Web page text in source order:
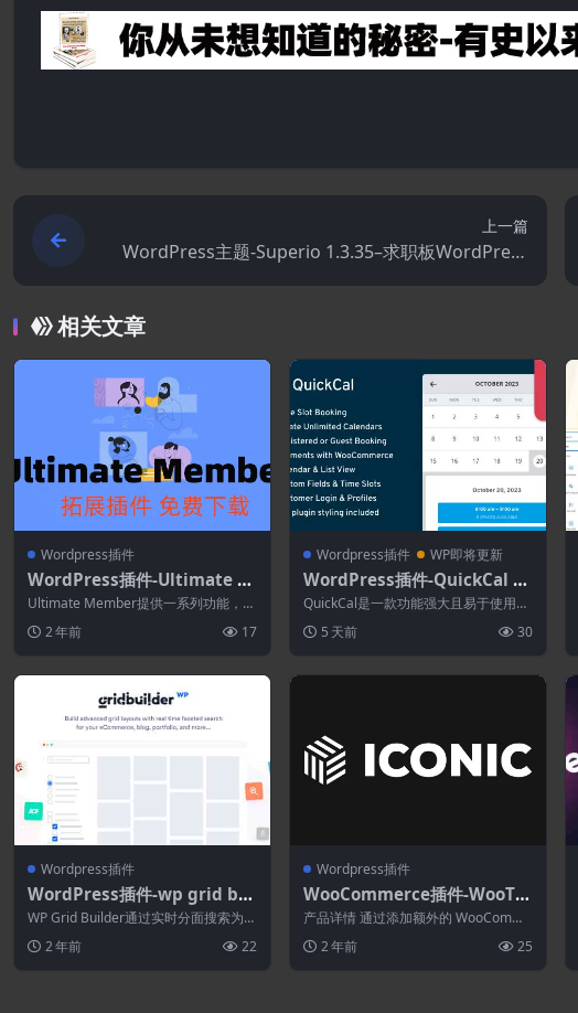
上一篇
WordPress主题-Superio 1.3.35–求职板WordPress
主题
相关文章
Wordpress插件
WordPress插件-Ultimate M
ember–Real-time Notificat
ions 2.3.3(Ultimate Membe
r拓展)-会员WordPress插件
Ultimate Member提供一系列功能，包
2 年前 17
Wordpress插件 WP即将更新
WordPress插件-QuickCal 1.
0.22–WordPress预约日历
QuickCal是一款功能强大且易于使用的
5 天前 30
Wordpress插件
WordPress插件-wp grid bui
lder bricks 1.1.4[WP Grid B
uilder拓展]
WP Grid Builder通过实时分面搜索为您
2 年前 22
Wordpress插件
WooCommerce插件-WooTh
umbs for WooCommerce 5.
7.0
产品详情 通过添加额外的 WooComme
2 年前 25